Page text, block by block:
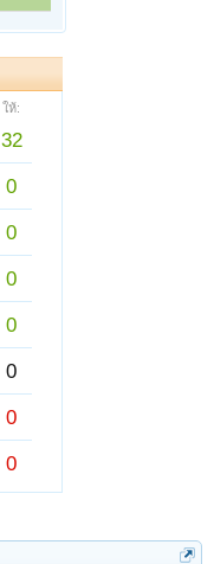
ให้:
32
0
0
0
0
0
0
0